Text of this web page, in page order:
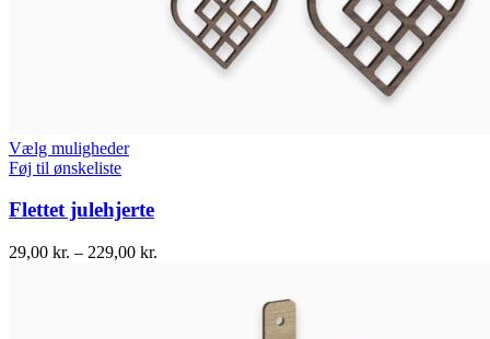
Vælg muligheder
Føj til ønskeliste
Flettet julehjerte
29,00 kr. – 229,00 kr.